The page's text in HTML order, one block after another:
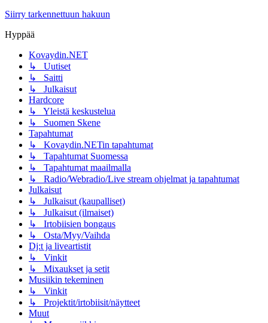
Siirry tarkennettuun hakuun
Hyppää
Kovaydin.NET
↳ Uutiset
↳ Saitti
↳ Julkaisut
Hardcore
↳ Yleistä keskustelua
↳ Suomen Skene
Tapahtumat
↳ Kovaydin.NETin tapahtumat
↳ Tapahtumat Suomessa
↳ Tapahtumat maailmalla
↳ Radio/Webradio/Live stream ohjelmat ja tapahtumat
Julkaisut
↳ Julkaisut (kaupalliset)
↳ Julkaisut (ilmaiset)
↳ Irtobiisien bongaus
↳ Osta/Myy/Vaihda
Dj:t ja liveartistit
↳ Vinkit
↳ Mixaukset ja setit
Musiikin tekeminen
↳ Vinkit
↳ Projektit/irtobiisit/näytteet
Muut